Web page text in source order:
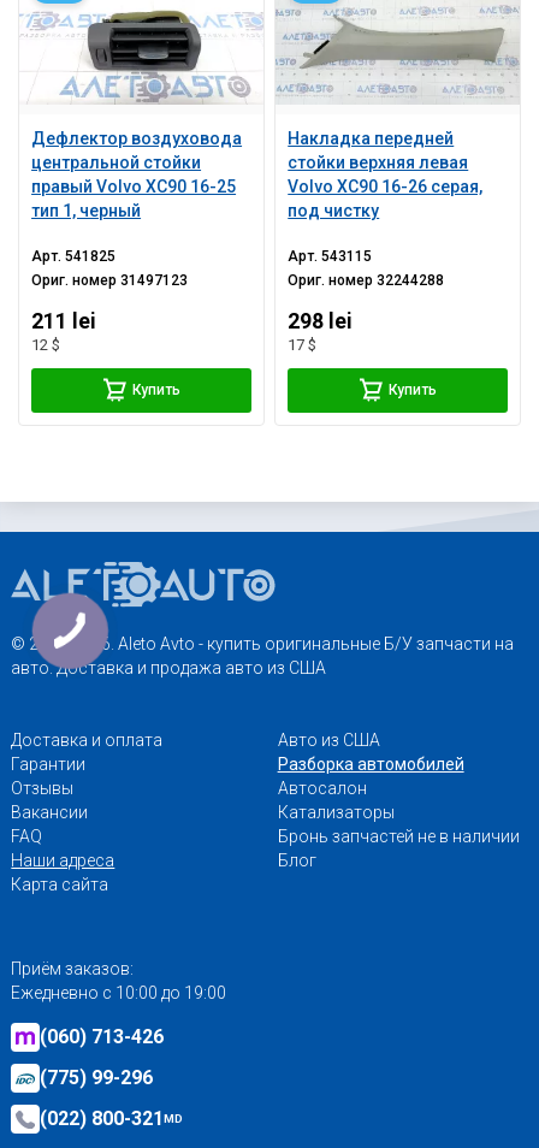
Дефлектор воздуховода
центральной стойки
правый Volvo XC90 16-25
тип 1, черный
Арт.541825
Ориг. номер31497123
211 lei
12 $
Купить
Накладка передней
стойки верхняя левая
Volvo XC90 16-26 серая,
под чистку
Арт.543115
Ориг. номер32244288
298 lei
17 $
Купить
© 2013-2026. Aleto Avto - купить оригинальные Б/У запчасти на
авто. Доставка и продажа авто из США
Доставка и оплата
Гарантии
Отзывы
Вакансии
FAQ
Наши адреса
Карта сайта
Авто из США
Разборка автомобилей
Автосалон
Катализаторы
Бронь запчастей не в наличии
Блог
Приём заказов:
Ежедневно с 10:00 до 19:00
(060) 713-426
(775) 99-296
(022) 800-321MD